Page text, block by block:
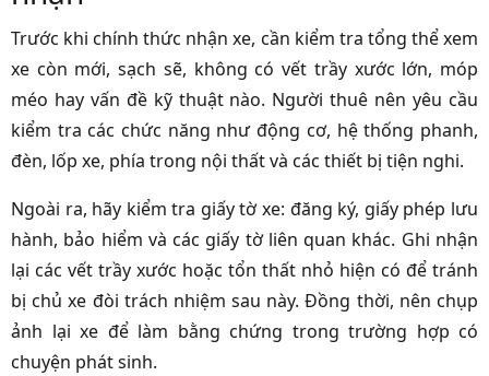
Trước khi chính thức nhận xe, cần kiểm tra tổng thể xem
xe còn mới, sạch sẽ, không có vết trầy xước lớn, móp
méo hay vấn đề kỹ thuật nào. Người thuê nên yêu cầu
kiểm tra các chức năng như động cơ, hệ thống phanh,
đèn, lốp xe, phía trong nội thất và các thiết bị tiện nghi.
Ngoài ra, hãy kiểm tra giấy tờ xe: đăng ký, giấy phép lưu
hành, bảo hiểm và các giấy tờ liên quan khác. Ghi nhận
lại các vết trầy xước hoặc tổn thất nhỏ hiện có để tránh
bị chủ xe đòi trách nhiệm sau này. Đồng thời, nên chụp
ảnh lại xe để làm bằng chứng trong trường hợp có
chuyện phát sinh.